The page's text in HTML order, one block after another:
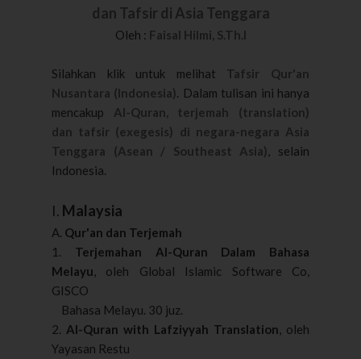
dan Tafsir di Asia Tenggara
Oleh : Faisal Hilmi, S.Th.I
Silahkan klik untuk melihat Tafsir Qur'an
Nusantara (Indonesia) . Dalam tulisan ini hanya
mencakup Al-Quran, terjemah (translation)
dan tafsir (exegesis) di negara-negara Asia
Tenggara (Asean / Southeast Asia) , selain
Indonesia.
I. Malaysia
A. Qur'an dan Terjemah
1. Terjemahan Al-Quran Dalam Bahasa
Melayu , oleh Global Islamic Software Co,
GISCO
Bahasa Melayu. 30 juz.
2. Al-Quran with Lafziyyah Translation , oleh
Yayasan Restu